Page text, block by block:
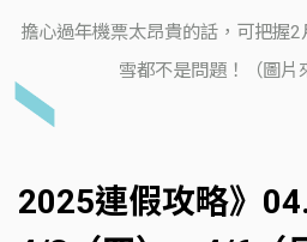
擔心過年機票太昂貴的話，可把握
雪都不是問題！（圖片
2025連假攻略》